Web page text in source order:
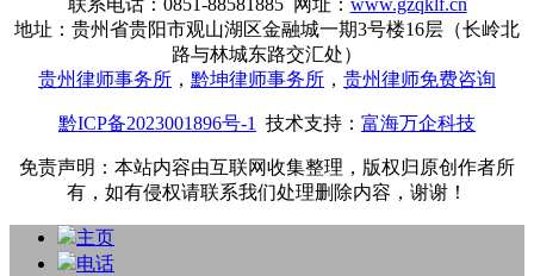
联系电话： 0851-88581885 网址： www.gzqklf.cn
地址：贵州省贵阳市观山湖区金融城一期3号楼16层（长岭北
路与林城东路交汇处）
贵州律师事务所 ， 黔坤律师事务所 ， 贵州律师免费咨询
黔ICP备2023001896号-1 技术支持： 富海万企科技
免责声明：本站内容由互联网收集整理，版权归原创作者所
有，如有侵权请联系我们处理删除内容，谢谢！
主页
电话